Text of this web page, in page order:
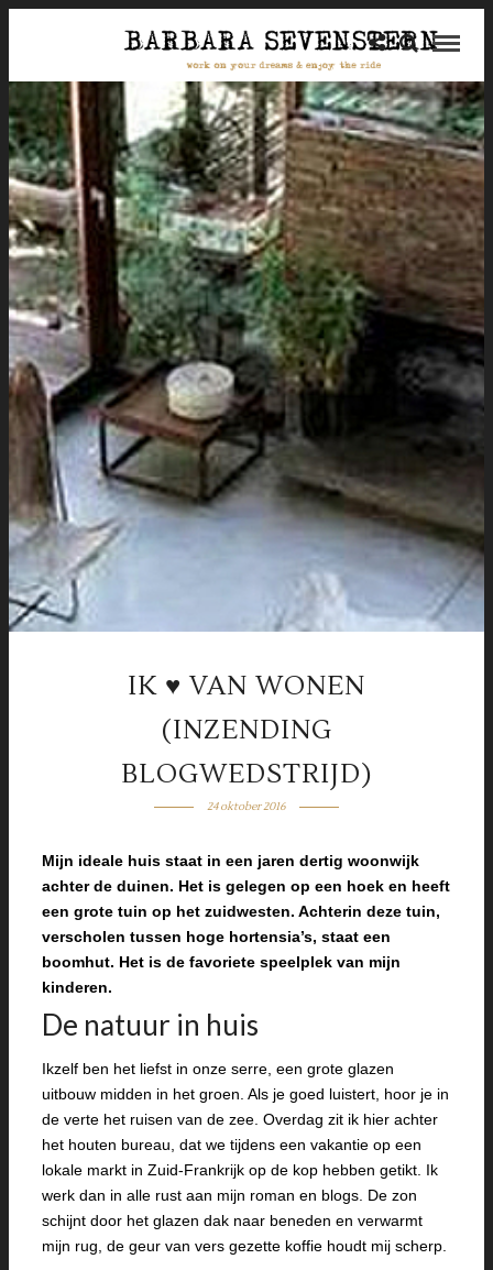
IK ♥ VAN WONEN
(INZENDING
BLOGWEDSTRIJD)
24 oktober 2016
Mijn ideale huis staat in een jaren dertig woonwijk
achter de duinen. Het is gelegen op een hoek en heeft
een grote tuin op het zuidwesten. Achterin deze tuin,
verscholen tussen hoge hortensia’s, staat een
boomhut. Het is de favoriete speelplek van mijn
kinderen.
De natuur in huis
Ikzelf ben het liefst in onze serre, een grote glazen
uitbouw midden in het groen. Als je goed luistert, hoor je in
de verte het ruisen van de zee. Overdag zit ik hier achter
het houten bureau, dat we tijdens een vakantie op een
lokale markt in Zuid-Frankrijk op de kop hebben getikt. Ik
werk dan in alle rust aan mijn roman en blogs. De zon
schijnt door het glazen dak naar beneden en verwarmt
mijn rug, de geur van vers gezette koffie houdt mij scherp.